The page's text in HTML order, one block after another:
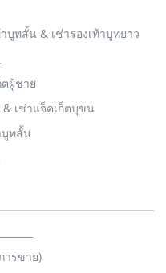
บูทสั้น & เช่ารองเท้าบูทยาว
ตผู้ชาย
เช่าแจ็คเก็ตบุขน
บูทสั้น
ารขาย)